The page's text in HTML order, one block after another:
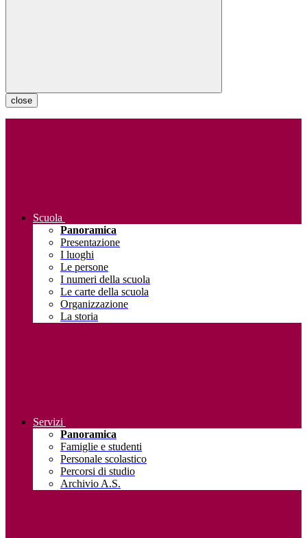
close
Scuola
Panoramica
Presentazione
I luoghi
Le persone
I numeri della scuola
Le carte della scuola
Organizzazione
La storia
Servizi
Panoramica
Famiglie e studenti
Personale scolastico
Percorsi di studio
Archivio A.S.